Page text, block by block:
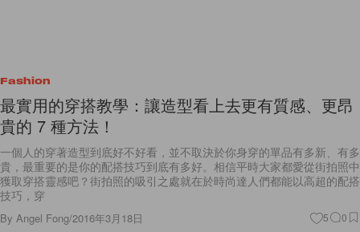
Fashion
最實用的穿搭教學：讓造型看上去更有質感、更昂
貴的 7 種方法！
一個人的穿著造型到底好不好看，並不取決於你身穿的單品有多新、有多
貴，最重要的是你的配搭技巧到底有多好。相信平時大家都愛從街拍照中
獲取穿搭靈感吧？街拍照的吸引之處就在於時尚達人們都能以高超的配搭
技巧，穿
By Angel Fong/2016年3月18日 5 0